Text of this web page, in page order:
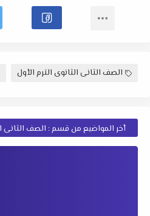
الصف الثانى الثانوى الترم الأول
أخر المواضيع من قسم : الصف الثانى